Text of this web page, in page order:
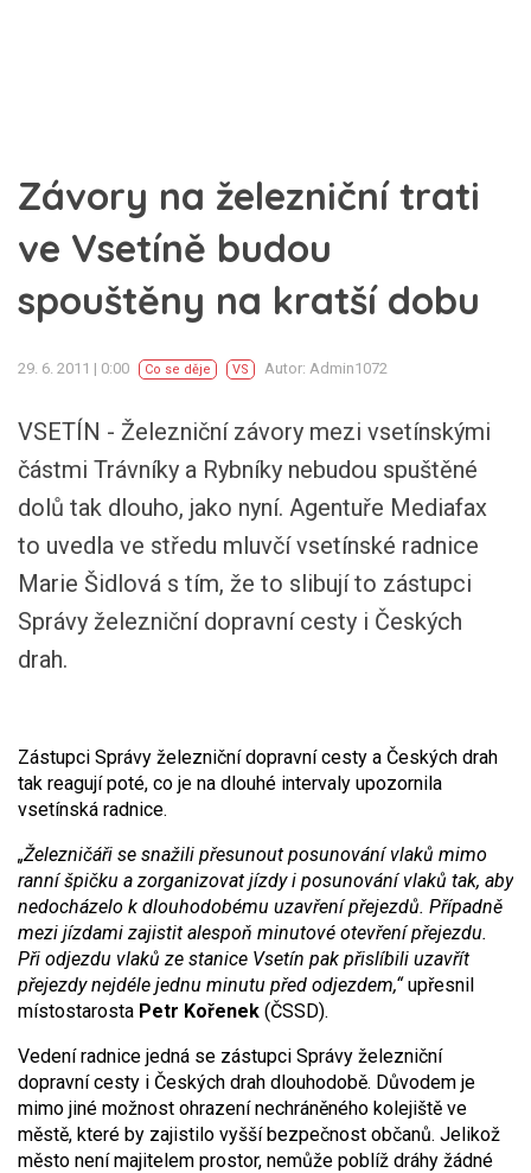
Závory na železniční trati
ve Vsetíně budou
spouštěny na kratší dobu
29. 6. 2011 | 0:00 Co se děje VS Autor: Admin1072
VSETÍN - Železniční závory mezi vsetínskými
částmi Trávníky a Rybníky nebudou spuštěné
dolů tak dlouho, jako nyní. Agentuře Mediafax
to uvedla ve středu mluvčí vsetínské radnice
Marie Šidlová s tím, že to slibují to zástupci
Správy železniční dopravní cesty i Českých
drah.
Zástupci Správy železniční dopravní cesty a Českých drah
tak reagují poté, co je na dlouhé intervaly upozornila
vsetínská radnice.
„Železničáři se snažili přesunout posunování vlaků mimo
ranní špičku a zorganizovat jízdy i posunování vlaků tak, aby
nedocházelo k dlouhodobému uzavření přejezdů. Případně
mezi jízdami zajistit alespoň minutové otevření přejezdu.
Při odjezdu vlaků ze stanice Vsetín pak přislíbili uzavřít
přejezdy nejdéle jednu minutu před odjezdem,“upřesnil
místostarosta Petr Kořenek (ČSSD).
Vedení radnice jedná se zástupci Správy železniční
dopravní cesty i Českých drah dlouhodobě. Důvodem je
mimo jiné možnost ohrazení nechráněného kolejiště ve
městě, které by zajistilo vyšší bezpečnost občanů. Jelikož
město není majitelem prostor, nemůže poblíž dráhy žádné